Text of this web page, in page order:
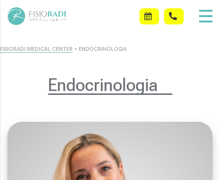
Endocrinologia
FISIORADI MEDICAL CENTER > ENDOCRINOLOGIA